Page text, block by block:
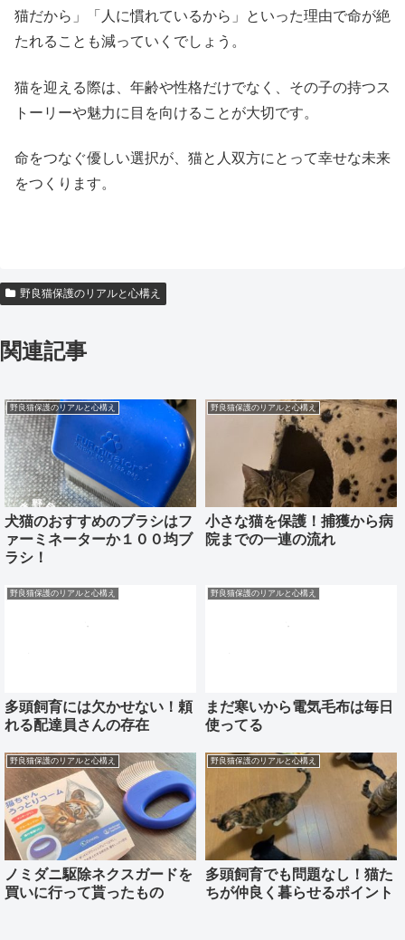
猫だから」「人に慣れているから」といった理由で命が絶
たれることも減っていくでしょう。
猫を迎える際は、年齢や性格だけでなく、その子の持つス
トーリーや魅力に目を向けることが大切です。
命をつなぐ優しい選択が、猫と人双方にとって幸せな未来
をつくります。
野良猫保護のリアルと心構え
関連記事
野良猫保護のリアルと心構え
犬猫のおすすめのブラシはフ
ァーミネーターか１００均ブ
ラシ！
野良猫保護のリアルと心構え
小さな猫を保護！捕獲から病
院までの一連の流れ
野良猫保護のリアルと心構え
多頭飼育には欠かせない！頼
れる配達員さんの存在
野良猫保護のリアルと心構え
まだ寒いから電気毛布は毎日
使ってる
野良猫保護のリアルと心構え
ノミダニ駆除ネクスガードを
買いに行って貰ったもの
野良猫保護のリアルと心構え
多頭飼育でも問題なし！猫た
ちが仲良く暮らせるポイント